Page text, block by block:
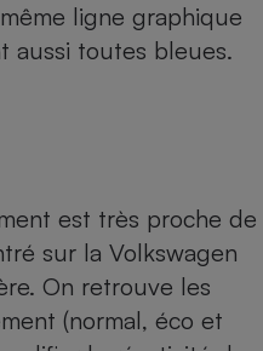
ligne graphique
aussi toutes bleues.
est très proche de
sur la Volkswagen
On retrouve les
(normal, éco et